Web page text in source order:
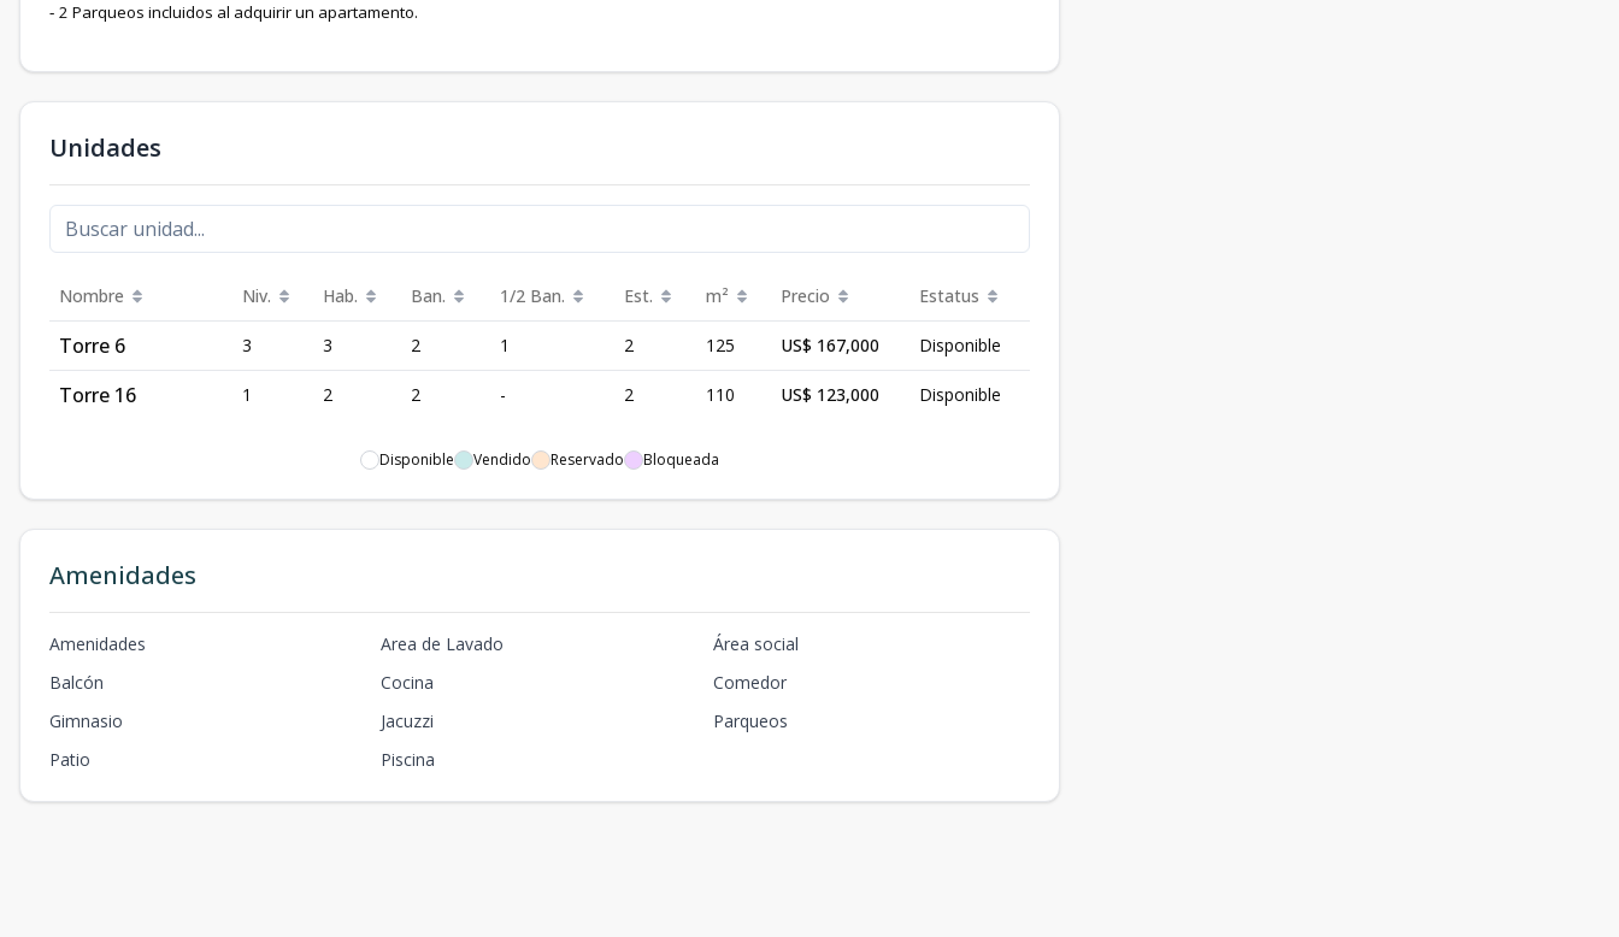
- 2 Parqueos incluidos al adquirir un apartamento.
Unidades
Nombre Niv. Hab. Ban. 1/2 Ban. Est. m² Precio Estatus
Torre 6 3 3 2 1 2 125 US$ 167,000 Disponible
Torre 16 1 2 2 - 2 110 US$ 123,000 Disponible
Disponible Vendido Reservado Bloqueada
Amenidades
Amenidades Area de Lavado
Área social
Balcón
Cocina
Comedor
Gimnasio
Jacuzzi
Parqueos
Patio
Piscina